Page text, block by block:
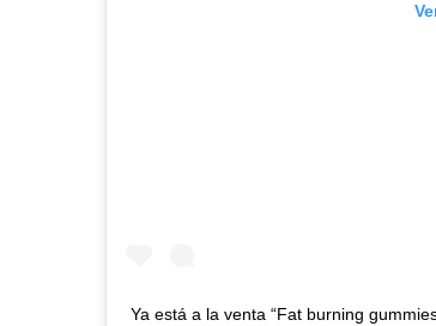
Ya está a la venta “Fat burning